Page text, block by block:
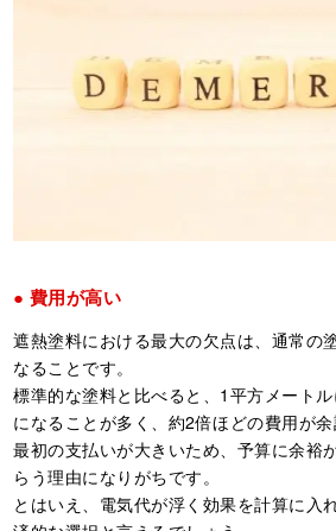
費用が高い
遮熱塗料における最大の欠点は、通常の
なることです。
標準的な塗料と比べると、1平方メート
になることが多く、約2倍ほどの費用が余
最初の支払いが大きいため、予算に余裕
らう理由になりがちです。
とはいえ、電気代が浮く効果を計算に入